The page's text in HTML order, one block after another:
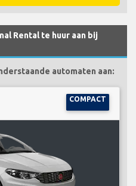
Rental te huur aan bij
automaten aan:
COMPACT